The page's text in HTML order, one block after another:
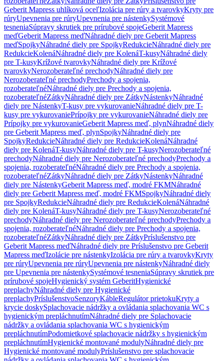
Geberit Mapress uhlíková oceľIzolácia pre rúry a tvarovkyKryty pre
rúryUpevnenia pre rúryUpevnenia pre nástenkySystémové
tesneniaSúpravy skrutiek pre prírubové spojeGeberit Mapress
meďGeberit Mapress meďNáhradné diely pre Geberit Mapress
meďSpojkyNáhradné diely pre SpojkyRedukcieNáhradné diely pre
RedukcieKolenáNáhradné diely pre KolenáT-kusyNáhradné diely
pre T-kusyKrížové tvarovkyNáhradné diely pre Krížové
tvarovkyNerozoberateľné prechodyNáhradné diely pre
Nerozoberateľné prechodyPrechody a spojenia,
rozoberateľnéNáhradné diely pre Prechody a spojenia,
rozoberateľnéZátkyNáhradné diely pre ZátkyNástenkyNáhradné
diely pre NástenkyT-kusy pre vykurovanieNáhradné diely pre T-
kusy pre vykurovaniePrípojky pre vykurovanieNáhradné diely pre
Prípojky pre vykurovanieGeberit Mapress meď, plynNáhradné diely
pre Geberit Mapress meď, plynSpojkyNáhradné diely pre
SpojkyRedukcieNáhradné diely pre RedukcieKolenáNáhradné
diely pre KolenáT-kusyNáhradné diely pre T-kusyNerozoberateľné
prechodyNáhradné diely pre Nerozoberateľné prechodyPrechody a
spojenia, rozoberateľnéNáhradné diely pre Prechody a spojenia,
rozoberateľnéZátkyNáhradné diely pre ZátkyNástenkyNáhradné
diely pre NástenkyGeberit Mapress meď, modré FKMNáhradné
diely pre Geberit Mapress meď, modré FKMSpojkyNáhradné diely
pre SpojkyRedukcieNáhradné diely pre RedukcieKolenáNáhradné
diely pre KolenáT-kusyNáhradné diely pre T-kusyNerozoberateľné
prechodyNáhradné diely pre Nerozoberateľné prechodyPrechody a
spojenia, rozoberateľnéNáhradné diely pre Prechody a spojenia,
rozoberateľnéZátkyNáhradné diely pre ZátkyPríslušenstvo pre
Geberit Mapress meďNáhradné diely pre Príslušenstvo pre Geberit
Mapress meďIzolácie pre nástenkyIzolácia pre rúry a tvarovkyKryty
pre rúryUpevnenia pre rúryUpevnenia pre nástenkyNáhradné diely
pre Upevnenia pre nástenkySystémové tesneniaSúpravy skrutiek pre
prírubové spojeHygienický systém GeberitHygienické
preplachyNáhradné diely pre Hygienické
preplachyPríslušenstvoSenzoryKábleRegulátor prietokuKryty a
krycie doskySplachovacie nádržky a ovládania splachovania WC s
hygienickým prepláchnutímNáhradné diely pre Splachovacie
nádržky a ovládania splachovania WC s hygienickým
prepláchnutímPodomietkové splachovacie nádržky s hygienickým
prepláchnutímHygienické montované modulyNáhradné diely pre
Hygienické montované modulyPríslušenstvo pre splachovacie